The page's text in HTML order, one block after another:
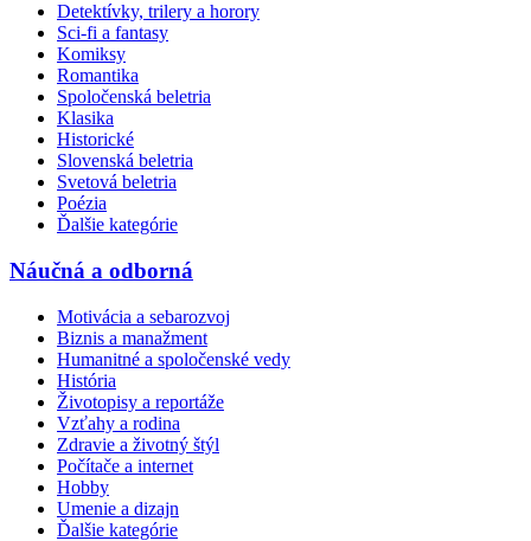
Detektívky, trilery a horory
Sci-fi a fantasy
Komiksy
Romantika
Spoločenská beletria
Klasika
Historické
Slovenská beletria
Svetová beletria
Poézia
Ďalšie kategórie
Náučná a odborná
Motivácia a sebarozvoj
Biznis a manažment
Humanitné a spoločenské vedy
História
Životopisy a reportáže
Vzťahy a rodina
Zdravie a životný štýl
Počítače a internet
Hobby
Umenie a dizajn
Ďalšie kategórie